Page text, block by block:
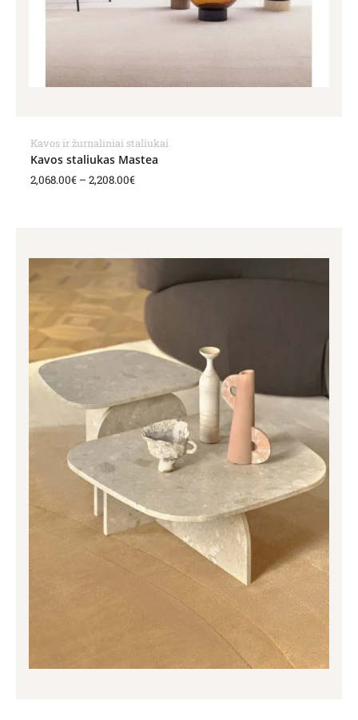
Kavos ir žurnaliniai staliukai
Kavos staliukas Mastea
2,068.00€ –2,208.00€